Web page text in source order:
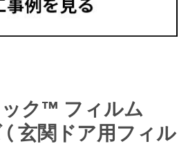
ク™ フィルム
( 玄関ドア用フィル